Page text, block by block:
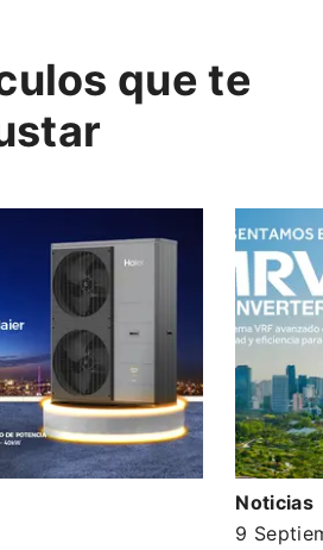
que te
Noticias
9